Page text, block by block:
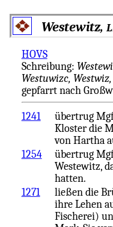
Westewitz,
HOVS
Schreibung:
Westuwizc,
gepfarrt nach
1241
übertrug
Kloster die
von Hartha
1254
übertrug
Westewitz,
hatten.
1271
ließen die
ihre Lehen
Fischerei)